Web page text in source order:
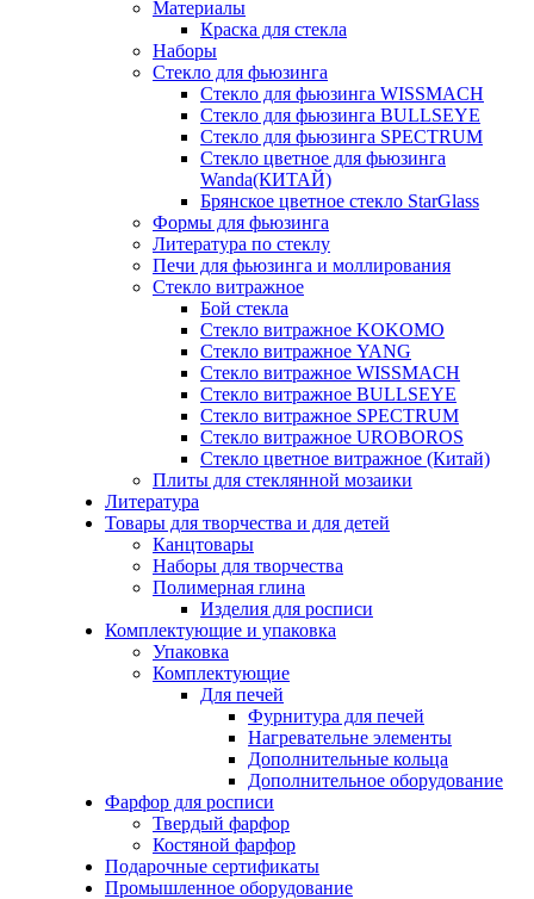
Материалы
Краска для стекла
Наборы
Стекло для фьюзинга
Стекло для фьюзинга WISSMACH
Стекло для фьюзинга BULLSEYE
Стекло для фьюзинга SPECTRUM
Стекло цветное для фьюзинга
Wanda(КИТАЙ)
Брянское цветное стекло StarGlass
Формы для фьюзинга
Литература по стеклу
Печи для фьюзинга и моллирования
Стекло витражное
Бой стекла
Стекло витражное KOKOMO
Стекло витражное YANG
Стекло витражное WISSMACH
Стекло витражное BULLSEYE
Стекло витражное SPECTRUM
Стекло витражное UROBOROS
Стекло цветное витражное (Китай)
Плиты для стеклянной мозаики
Литература
Товары для творчества и для детей
Канцтовары
Наборы для творчества
Полимерная глина
Изделия для росписи
Комплектующие и упаковка
Упаковка
Комплектующие
Для печей
Фурнитура для печей
Нагревательне элементы
Дополнительные кольца
Дополнительное оборудование
Фарфор для росписи
Твердый фарфор
Костяной фарфор
Подарочные сертификаты
Промышленное оборудование